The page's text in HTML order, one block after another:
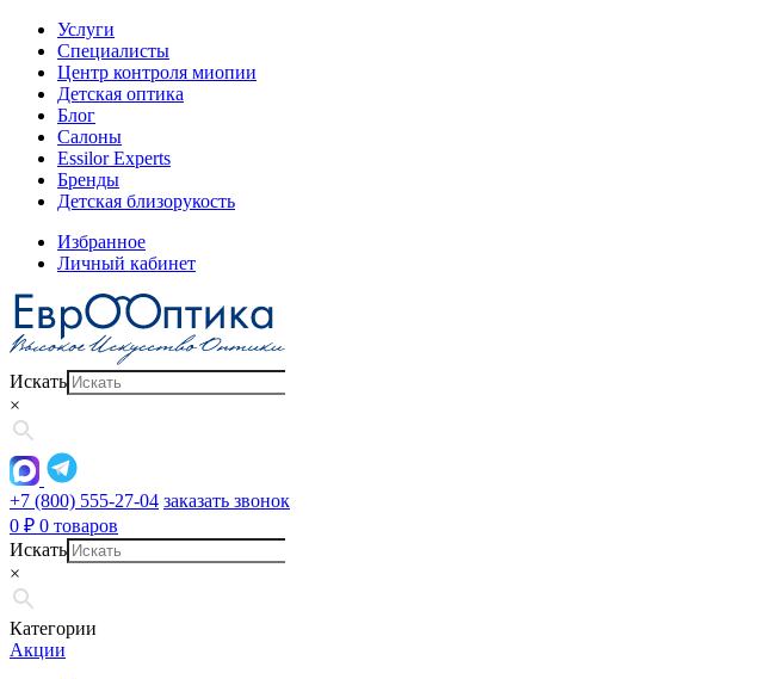
Услуги
Специалисты
Центр контроля миопии
Детская оптика
Блог
Салоны
Essilor Experts
Бренды
Детская близорукость
Избранное
Личный кабинет
Искать
×
+7 (800) 555-27-04 заказать звонок
0 ₽ 0 товаров
Искать
×
Категории
Акции